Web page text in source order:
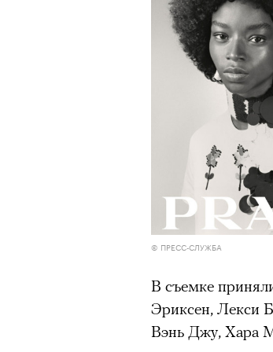
00:00
© ПРЕСС-СЛУЖБА
В съемке
Эриксен, Лекси
Вэнь Джу, Хара
человеком,
планеты без
очнувшийся
обострения
дни